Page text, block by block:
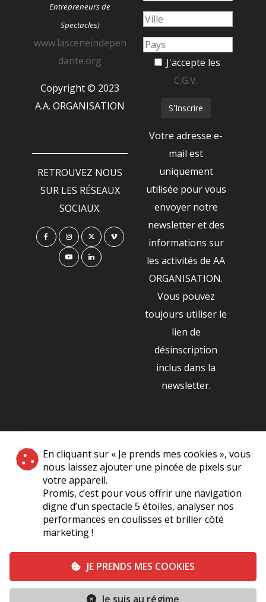
En cliquant sur « Je prends mes cookies », vous
nous laissez ajouter une pincée de pixels sur
votre appareil.
Promis, c’est pour vous offrir une navigation
digne d’un spectacle 5 étoiles, analyser nos
performances en coulisses et briller côté
marketing !
JE PRENDS MES COOKIES
Je suis au régime
Entrepreneurs de
Spectacles)
www.lasceneindepen
dante.org
Copyright © 2023
A.A. ORGANISATION
RETROUVEZ NOUS
SUR LES RÉSEAUX
SOCIAUX.
J'accepte les
C.G.V.
Votre adresse e-
mail est
uniquement
utilisée pour vous
envoyer notre
newsletter et des
informations sur
les activités de AA
ORGANISATION.
Vous pouvez
toujours utiliser le
lien de
désinscription
inclus dans la
newsletter.
NOS PARTENAIRES
|
Plan du site A Propos de Nous
Mentions légales Vie Privée
Conditions générales de vente